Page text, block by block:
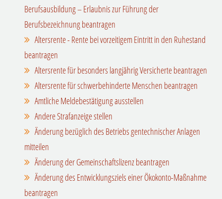
Berufsausbildung – Erlaubnis zur Führung der
Berufsbezeichnung beantragen
Altersrente - Rente bei vorzeitigem Eintritt in den Ruhestand
beantragen
Altersrente für besonders langjährig Versicherte beantragen
Altersrente für schwerbehinderte Menschen beantragen
Amtliche Meldebestätigung ausstellen
Andere Strafanzeige stellen
Änderung bezüglich des Betriebs gentechnischer Anlagen
mitteilen
Änderung der Gemeinschaftslizenz beantragen
Änderung des Entwicklungsziels einer Ökokonto-Maßnahme
beantragen